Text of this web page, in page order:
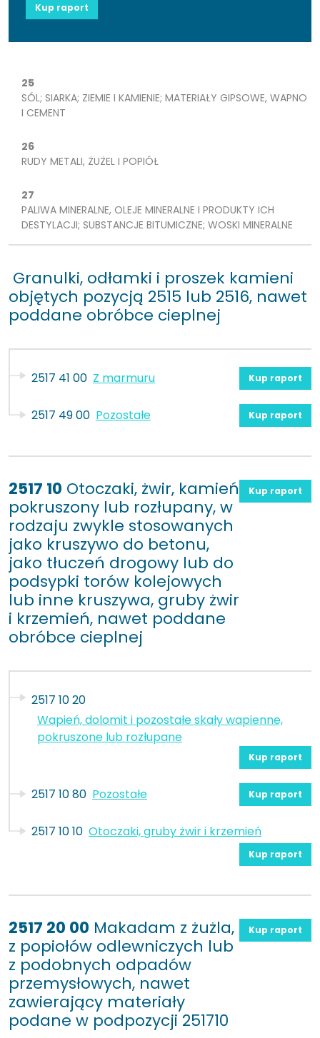
Kup raport
25
SÓL; SIARKA; ZIEMIE I KAMIENIE; MATERIAŁY GIPSOWE, WAPNO
I CEMENT
26
RUDY METALI, ŻUŻEL I POPIÓŁ
27
PALIWA MINERALNE, OLEJE MINERALNE I PRODUKTY ICH
DESTYLACJI; SUBSTANCJE BITUMICZNE; WOSKI MINERALNE
Granulki, odłamki i proszek kamieni
objętych pozycją 2515 lub 2516, nawet
poddane obróbce cieplnej
2517 41 00 Z marmuru Kup raport
2517 49 00 Pozostałe Kup raport
2517 10 Otoczaki, żwir, kamień
pokruszony lub rozłupany, w
rodzaju zwykle stosowanych
jako kruszywo do betonu,
jako tłuczeń drogowy lub do
podsypki torów kolejowych
lub inne kruszywa, gruby żwir
i krzemień, nawet poddane
obróbce cieplnej
Kup raport
2517 10 20
Wapień, dolomit i pozostałe skały wapienne,
pokruszone lub rozłupane
Kup raport
2517 10 80 Pozostałe Kup raport
2517 10 10 Otoczaki, gruby żwir i krzemień
Kup raport
2517 20 00 Makadam z żużla,
z popiołów odlewniczych lub
z podobnych odpadów
przemysłowych, nawet
zawierający materiały
podane w podpozycji 251710
Kup raport